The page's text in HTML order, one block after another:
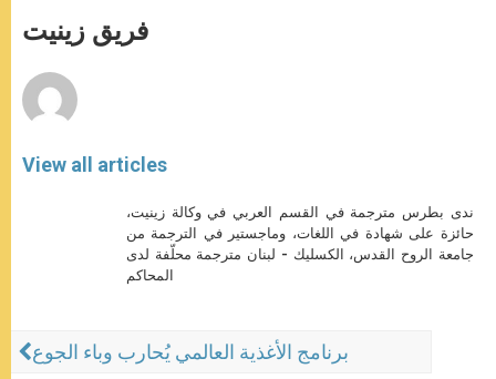
p
p
g
e
o
k
فريق زينيت
View all articles
ندى بطرس مترجمة في القسم العربي في وكالة زينيت،
حائزة على شهادة في اللغات، وماجستير في الترجمة من
جامعة الروح القدس، الكسليك - لبنان مترجمة محلّفة لدى
المحاكم
برنامج الأغذية العالمي يُحارب وباء الجوع